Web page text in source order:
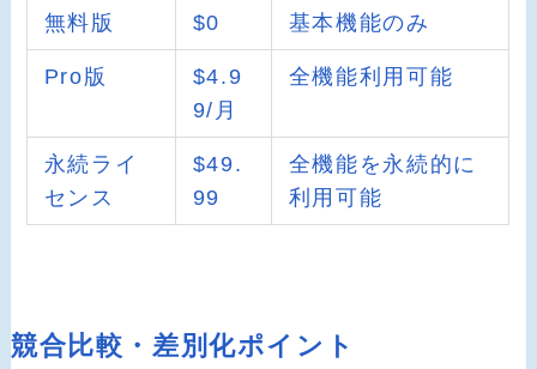
無料版 $0 基本機能のみ
Pro版
$4.9
9/月
全機能利用可能
永続ライ
センス
$49.
99
全機能を永続的に
利用可能
競合比較・差別化ポイント